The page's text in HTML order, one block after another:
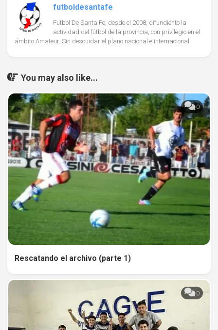
futboldesantafe
Futbol De Santa Fe, desde el 2008, difundiento la
actividad del fútbol de la provincia, con privilegio en el
ámbito Amateur. Sin descuidar el plano nacional e internacional
You may also like...
0
Rescatando el archivo (parte 1)
0